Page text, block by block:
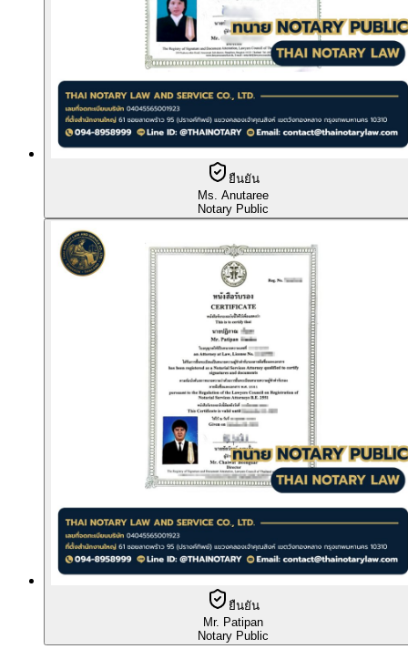
ยืนยัน
Ms. Anutaree
Notary Public
ยืนยัน
Mr. Patipan
Notary Public